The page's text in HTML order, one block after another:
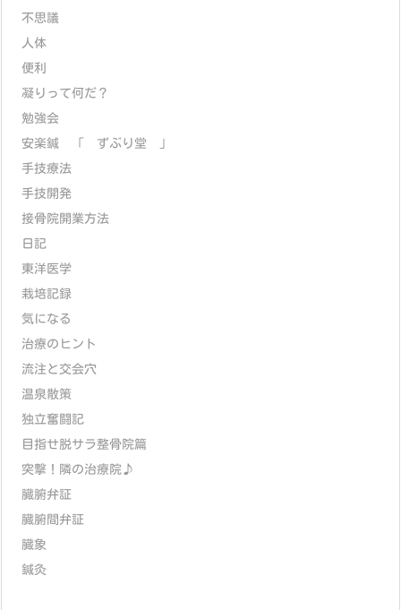
不思議
人体
便利
凝りって何だ？
勉強会
安楽鍼 「 ずぶり堂 」
手技療法
手技開発
接骨院開業方法
日記
東洋医学
栽培記録
気になる
治療のヒント
流注と交会穴
温泉散策
独立奮闘記
目指せ脱サラ整骨院篇
突撃！隣の治療院♪
臓腑弁証
臓腑間弁証
臓象
鍼灸